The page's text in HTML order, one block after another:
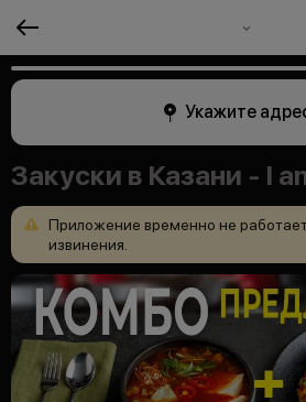
Укажите
Закуски в Казани - I
Приложение временно не
извинения.